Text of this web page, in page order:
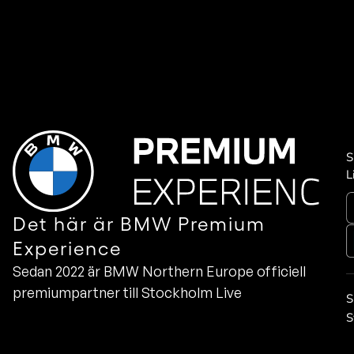
Det här är BMW Premium
Experience
Sedan 2022 är BMW Northern Europe officiell
premiumpartner till Stockholm Live